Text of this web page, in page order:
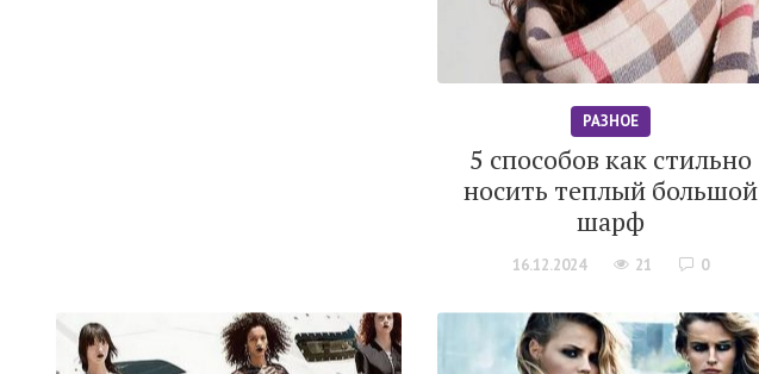
РАЗНОЕ
5 способов как стильно
носить теплый большой
шарф
16.12.2024 21 0